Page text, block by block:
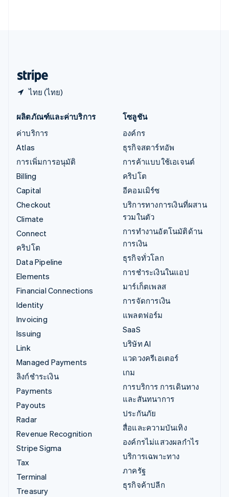
ไทย (ไทย)
ผลิตภัณฑ์และค่าบริการ
ค่าบริการ
Atlas
การเพิ่มการอนุมัติ
Billing
Capital
Checkout
Climate
Connect
คริปโต
Data Pipeline
Elements
Financial Connections
Identity
Invoicing
Issuing
Link
Managed Payments
ลิงก์ชำระเงิน
Payments
Payouts
Radar
Revenue Recognition
Stripe Sigma
Tax
Terminal
Treasury
โซลูชัน
องค์กร
ธุรกิจสตาร์ทอัพ
การค้าแบบใช้เอเจนต์
คริปโต
อีคอมเมิร์ซ
บริการทางการเงินที่ผสาน
รวมในตัว
การทำงานอัตโนมัติด้าน
การเงิน
ธุรกิจทั่วโลก
การชำระเงินในแอป
มาร์เก็ตเพลส
การจัดการเงิน
แพลตฟอร์ม
SaaS
บริษัท AI
แวดวงครีเอเตอร์
เกม
การบริการ การเดินทาง
และสันทนาการ
ประกันภัย
สื่อและความบันเทิง
องค์กรไม่แสวงผลกำไร
บริการเฉพาะทาง
ภาครัฐ
ธุรกิจค้าปลีก